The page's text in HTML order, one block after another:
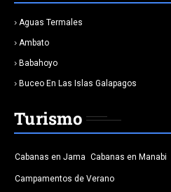
Aguas Termales
Ambato
Babahoyo
Buceo En Las Islas Galapagos
Turismo
Cabanas en Jama Cabanas en Manabi
Campamentos de Verano